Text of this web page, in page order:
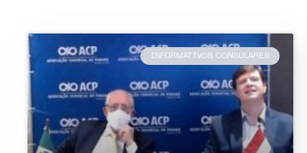
INFORMATIVOS CONSULARES